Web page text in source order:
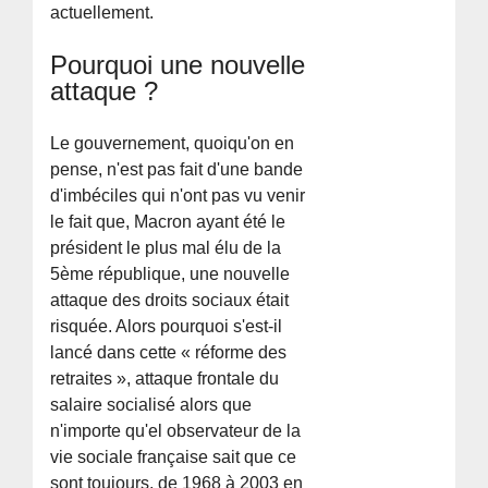
actuellement.
Pourquoi une nouvelle
attaque ?
Le gouvernement, quoiqu'on en
pense, n'est pas fait d'une bande
d'imbéciles qui n'ont pas vu venir
le fait que, Macron ayant été le
président le plus mal élu de la
5ème république, une nouvelle
attaque des droits sociaux était
risquée. Alors pourquoi s'est-il
lancé dans cette « réforme des
retraites », attaque frontale du
salaire socialisé alors que
n'importe qu'el observateur de la
vie sociale française sait que ce
sont toujours, de 1968 à 2003 en